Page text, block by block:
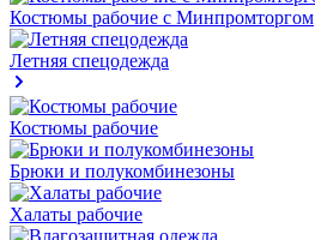
Костюмы рабочие с Минпромторгом
Летняя спецодежда
Костюмы рабочие
Брюки и полукомбинезоны
Халаты рабочие